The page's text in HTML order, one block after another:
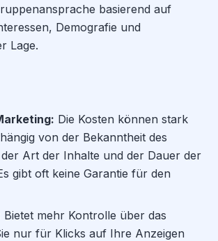
basierend auf
Demografie und
Lage.
Die Kosten können stark
von der Bekanntheit des
Art der Inhalte und der Dauer der
gibt oft keine Garantie für den
Bietet mehr Kontrolle über das
nur für Klicks auf Ihre Anzeigen